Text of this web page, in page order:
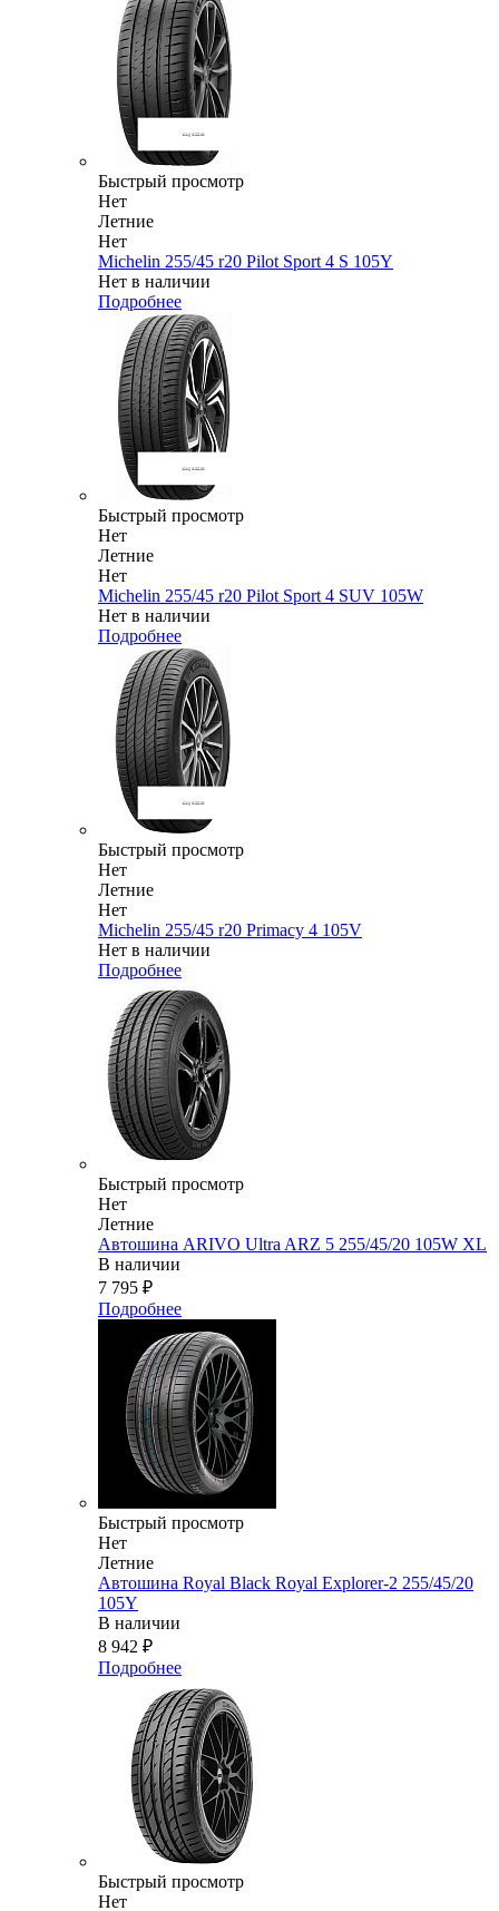
Быстрый просмотр
Нет
Летние
Нет
Michelin 255/45 r20 Pilot Sport 4 S 105Y
Нет в наличии
Подробнее
Быстрый просмотр
Нет
Летние
Нет
Michelin 255/45 r20 Pilot Sport 4 SUV 105W
Нет в наличии
Подробнее
Быстрый просмотр
Нет
Летние
Нет
Michelin 255/45 r20 Primacy 4 105V
Нет в наличии
Подробнее
Быстрый просмотр
Нет
Летние
Автошина ARIVO Ultra ARZ 5 255/45/20 105W XL
В наличии
7 795 ₽
Подробнее
Быстрый просмотр
Нет
Летние
Автошина Royal Black Royal Explorer-2 255/45/20
105Y
В наличии
8 942 ₽
Подробнее
Быстрый просмотр
Нет